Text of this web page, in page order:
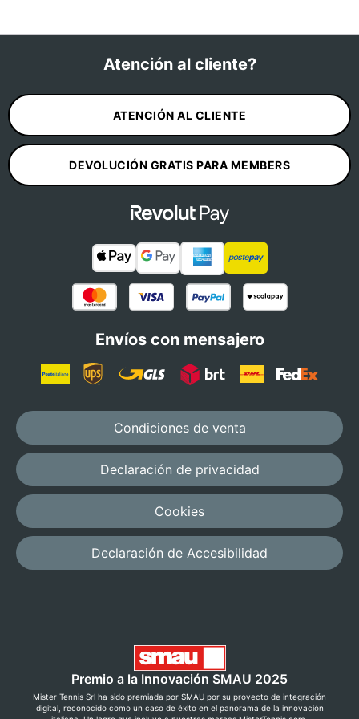
Atención al cliente?
ATENCIÓN AL CLIENTE
DEVOLUCIÓN GRATIS PARA MEMBERS
Envíos con mensajero
Condiciones de venta
Declaración de privacidad
Cookies
Declaración de Accesibilidad
Premio a la Innovación SMAU 2025
Mister Tennis Srl ha sido premiada por SMAU por su proyecto de integración
digital, reconocido como un caso de éxito en el panorama de la innovación